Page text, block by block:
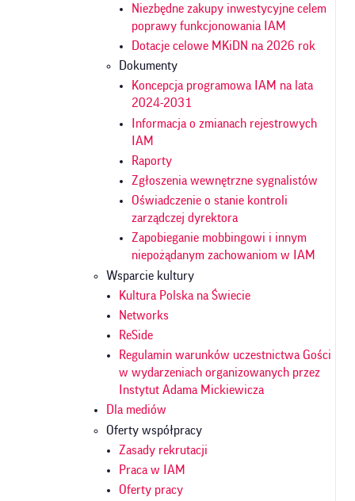
Niezbędne zakupy inwestycyjne celem
poprawy funkcjonowania IAM
Dotacje celowe MKiDN na 2026 rok
Dokumenty
Koncepcja programowa IAM na lata
2024-2031
Informacja o zmianach rejestrowych
IAM
Raporty
Zgłoszenia wewnętrzne sygnalistów
Oświadczenie o stanie kontroli
zarządczej dyrektora
Zapobieganie mobbingowi i innym
niepożądanym zachowaniom w IAM
Wsparcie kultury
Kultura Polska na Świecie
Networks
ReSide
Regulamin warunków uczestnictwa Gości
w wydarzeniach organizowanych przez
Instytut Adama Mickiewicza
Dla mediów
Oferty współpracy
Zasady rekrutacji
Praca w IAM
Oferty pracy